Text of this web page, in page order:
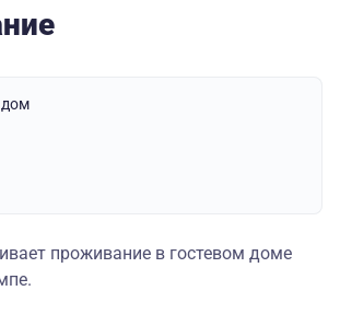
дом
проживание в гостевом доме